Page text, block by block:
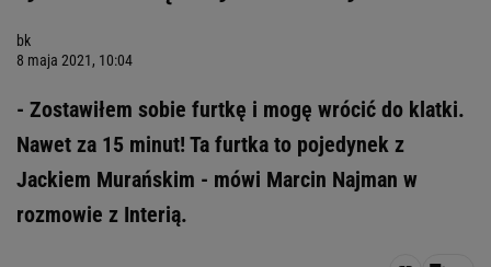
bk
8 maja 2021, 10:04
- Zostawiłem sobie furtkę i mogę wrócić do klatki.
Nawet za 15 minut! Ta furtka to pojedynek z
Jackiem Murańskim - mówi Marcin Najman w
rozmowie z Interią.